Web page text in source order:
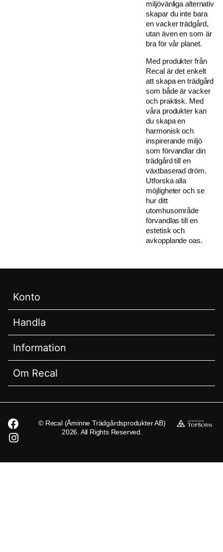
miljövänliga alternativ
skapar du inte bara
en vacker trädgård,
utan även en som är
bra för vår planet.
Med produkter från
Recal är det enkelt
att skapa en trädgård
som både är vacker
och praktisk. Med
våra produkter kan
du skapa en
harmonisk och
inspirerande miljö
som förvandlar din
trädgård till en
växtbaserad dröm.
Utforska alla
möjligheter och se
hur ditt
utomhusområde
förvandlas till en
estetisk och
avkopplande oas.
Konto
Handla
Information
Om Recal
© Recal (Åminne Trädgårdsprodukter AB)
2026. All Rights Reserved.